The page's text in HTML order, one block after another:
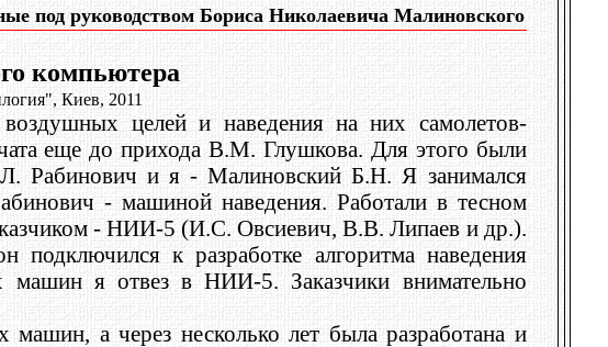
под руководством Бориса Николаевича Малиновского
компьютера
Киев, 2011
целей и наведения на них самолетов-
еще до прихода В.М. Глушкова. Для этого были
Рабинович и я - Малиновский Б.Н. Я занимался
- машиной наведения. Работали в тесном
- НИИ-5 (И.С. Овсиевич, В.В. Липаев и др.).
к разработке алгоритма наведения
машин я отвез в НИИ-5. Заказчики внимательно
а через несколько лет была разработана и